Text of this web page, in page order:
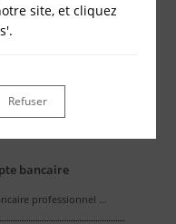
bancaire
professionnel …
site, et cliquez
Refuser